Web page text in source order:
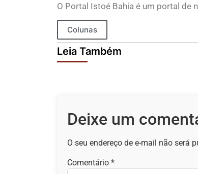
O Portal Istoé Bahia é um portal de
Colunas
Leia Também
Deixe um
O seu endereço de e-mail não será
Comentário *